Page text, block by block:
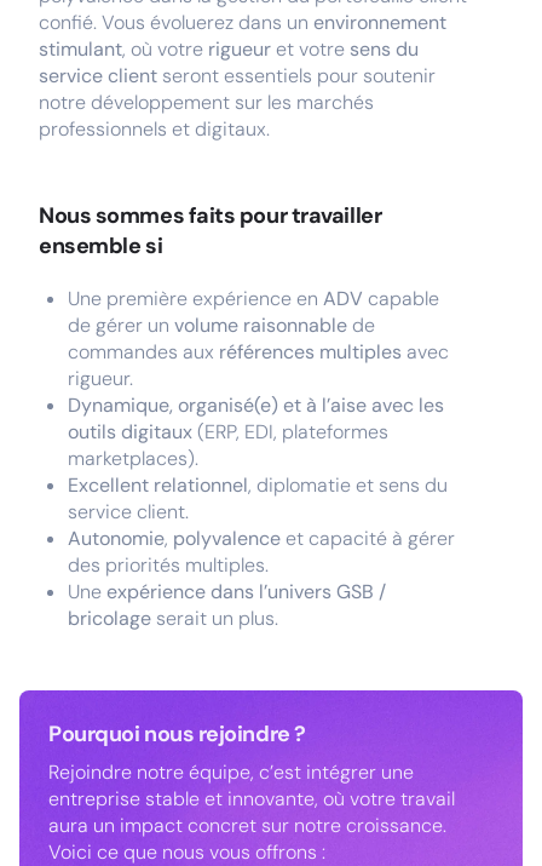
confié. Vous évoluerez dans un environnement
stimulant, où votre rigueur et votre sens du
service client seront essentiels pour soutenir
notre développement sur les marchés
professionnels et digitaux.
Nous sommes faits pour travailler
ensemble si
Une première expérience en ADV capable
de gérer un volume raisonnable de
commandes aux références multiples avec
rigueur.
Dynamique, organisé(e) et à l’aise avec les
outils digitaux(ERP, EDI, plateformes
marketplaces).
Excellent relationnel, diplomatie et sens du
service client.
Autonomie, polyvalence et capacité à gérer
des priorités multiples.
Une expérience dans l’univers GSB /
bricolage serait un plus.
Pourquoi nous rejoindre ?
Rejoindre notre équipe, c’est intégrer une
entreprise stable et innovante, où votre travail
aura un impact concret sur notre croissance.
Voici ce que nous vous offrons :